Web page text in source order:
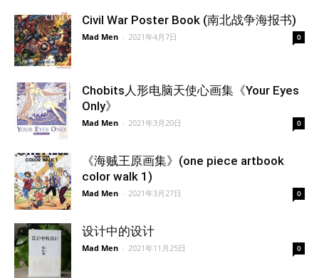
Civil War Poster Book (南北战争海报书)
Mad Men - 2021年4月7日 0
Chobits人形电脑天使心画集《Your Eyes
Only》
Mad Men - 2021年3月20日 0
《海贼王原画集》(one piece artbook
color walk 1)
Mad Men - 2021年3月27日 0
设计中的设计
Mad Men - 2021年11月25日 0